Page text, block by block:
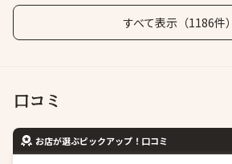
すべて表示（1186件）
口コミ
お店が選ぶピックアップ！口コミ